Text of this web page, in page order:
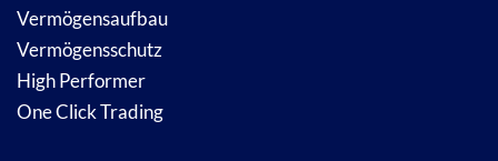
Vermögensaufbau
Vermögensschutz
High Performer
One Click Trading